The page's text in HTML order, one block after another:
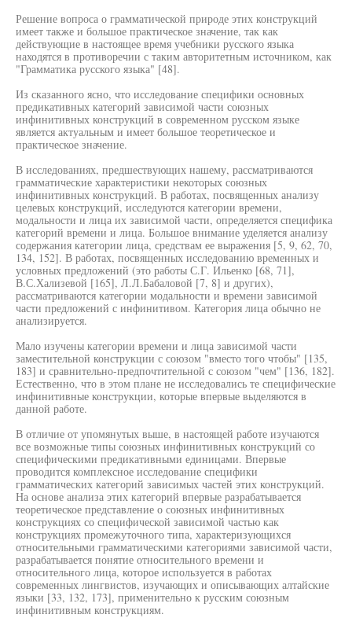
Решение вопроса о грамматической природе этих конструкций
имеет также и большое практическое значение, так как
действующие в настоящее время учебники русского языка
находятся в противоречии с таким авторитетным источником, как
"Грамматика русского языка" [48].
Из сказанного ясно, что исследование специфики основных
предикативных категорий зависимой части союзных
инфинитивных конструкций в современном русском языке
является актуальным и имеет большое теоретическое и
практическое значение.
В исследованиях, предшествующих нашему, рассматриваются
грамматические характеристики некоторых союзных
инфинитивных конструкций. В работах, посвященных анализу
целевых конструкций, исследуются категории времени,
модальности и лица их зависимой части, определяется специфика
категорий времени и лица. Большое внимание уделяется анализу
содержания категории лица, средствам ее выражения [5, 9, 62, 70,
134, 152]. В работах, посвященных исследованию временных и
условных предложений (это работы С.Г. Ильенко [68, 71],
В.С.Хализевой [165], Л.Л.Бабаловой [7, 8] и других),
рассматриваются категории модальности и времени зависимой
части предложений с инфинитивом. Категория лица обычно не
анализируется.
Мало изучены категории времени и лица зависимой части
заместительной конструкции с союзом "вместо того чтобы" [135,
183] и сравнительно-предпочтительной с союзом "чем" [136, 182].
Естественно, что в этом плане не исследовались те специфические
инфинитивные конструкции, которые впервые выделяются в
данной работе.
В отличие от упомянутых выше, в настоящей работе изучаются
все возможные типы союзных инфинитивных конструкций со
специфическими предикативными единицами. Впервые
проводится комплексное исследование специфики
грамматических категорий зависимых частей этих конструкций.
На основе анализа этих категорий впервые разрабатывается
теоретическое представление о союзных инфинитивных
конструкциях со специфической зависимой частью как
конструкциях промежуточного типа, характеризующихся
относительными грамматическими категориями зависимой части,
разрабатывается понятие относительного времени и
относительного лица, которое используется в работах
современных лингвистов, изучающих и описывающих алтайские
языки [33, 132, 173], применительно к русским союзным
инфинитивным конструкциям.